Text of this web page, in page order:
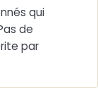
qui
de
par